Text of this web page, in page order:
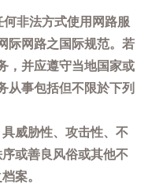
非法方式使用网路服
际网路之国际规范。若
，并应遵守当地国家或
从事包括但不限於下列
威胁性、攻击性、不
或善良风俗或其他不
案。